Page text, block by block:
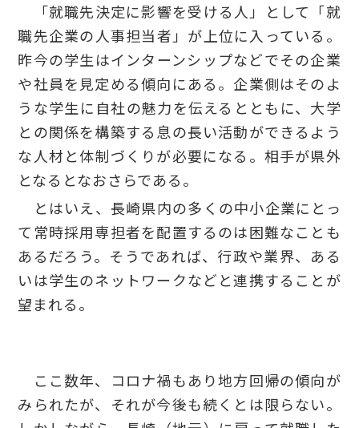
「就職先決定に影響を受ける人」として「就
職先企業の人事担当者」が上位に入っている。
昨今の学生はインターンシップなどでその企業
や社員を見定める傾向にある。企業側はそのよ
うな学生に自社の魅力を伝えるとともに、大学
との関係を構築する息の長い活動ができるよう
な人材と体制づくりが必要になる。相手が県外
となるとなおさらである。
とはいえ、長崎県内の多くの中小企業にとっ
て常時採用専担者を配置するのは困難なことも
あるだろう。そうであれば、行政や業界、ある
いは学生のネットワークなどと連携することが
望まれる。
ここ数年、コロナ禍もあり地方回帰の傾向が
みられたが、それが今後も続くとは限らない。